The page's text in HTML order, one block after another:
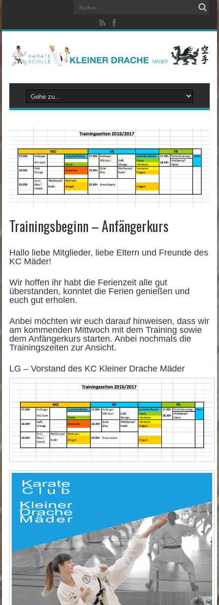
Trainingsbeginn – Anfängerkurs
Hallo liebe Mitglieder, liebe Eltern und Freunde des
KC Mäder!
Wir hoffen ihr habt die Ferienzeit alle gut
überstanden, konntet die Ferien genießen und
euch gut erholen.
Anbei möchten wir euch darauf hinweisen, dass wir
am kommenden Mittwoch mit dem Training sowie
dem Anfängerkurs starten. Anbei nochmals die
Trainingszeiten zur Ansicht.
LG – Vorstand des KC Kleiner Drache Mäder